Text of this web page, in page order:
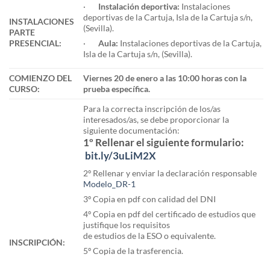
INSTALACIONES
PARTE
PRESENCIAL:
· Instalación deportiva: Instalaciones
deportivas de la Cartuja, Isla de la Cartuja s/n,
(Sevilla).
·Aula: Instalaciones deportivas de la Cartuja,
Isla de la Cartuja s/n, (Sevilla).
COMIENZO DEL
CURSO:
Viernes 20 de enero a las 10:00 horas con la
prueba específica.
INSCRIPCIÓN:
Para la correcta inscripción de los/as
interesados/as, se debe proporcionar la
siguiente documentación:
1º Rellenar el siguiente formulario:
bit.ly/3uLiM2X
2º Rellenar y enviar la declaración responsable
Modelo_DR-1
3º Copia en pdf con calidad del DNI
4º Copia en pdf del certificado de estudios que
justifique los requisitos
de estudios de la ESO o equivalente.
5º Copia de la trasferencia.